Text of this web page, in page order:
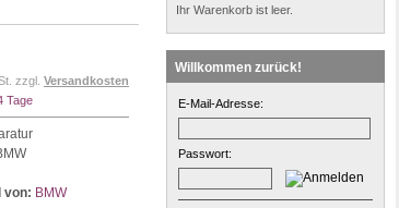
zzgl. Versandkosten
Tage
von: BMW
Ihr Warenkorb ist leer.
Willkommen zurück!
E-Mail-Adresse:
Passwort: